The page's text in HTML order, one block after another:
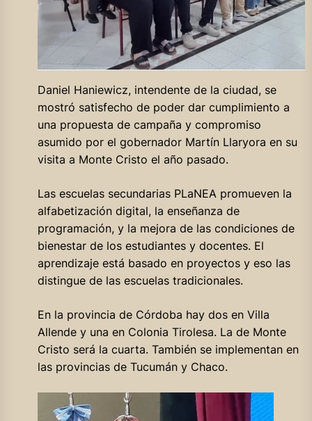
Daniel Haniewicz, intendente de la ciudad, se
mostró satisfecho de poder dar cumplimiento a
una propuesta de campaña y compromiso
asumido por el gobernador Martín Llaryora en su
visita a Monte Cristo el año pasado.
Las escuelas secundarias PLaNEA promueven la
alfabetización digital, la enseñanza de
programación, y la mejora de las condiciones de
bienestar de los estudiantes y docentes. El
aprendizaje está basado en proyectos y eso las
distingue de las escuelas tradicionales.
En la provincia de Córdoba hay dos en Villa
Allende y una en Colonia Tirolesa. La de Monte
Cristo será la cuarta. También se implementan en
las provincias de Tucumán y Chaco.